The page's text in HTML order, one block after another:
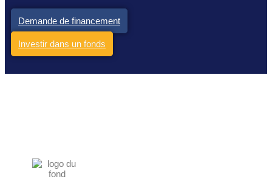
Demande de financement
Investir dans un fonds